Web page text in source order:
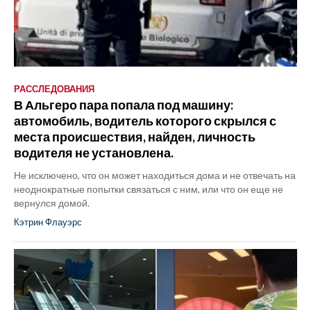
РАССЛЕДОВАНИЯ
В Альгеро пара попала под машину:
автомобиль, водитель которого скрылся с
места происшествия, найден, личность
водителя не установлена.
Не исключено, что он может находиться дома и не отвечать на
неоднократные попытки связаться с ним, или что он еще не
вернулся домой.
Кэтрин Флауэрс